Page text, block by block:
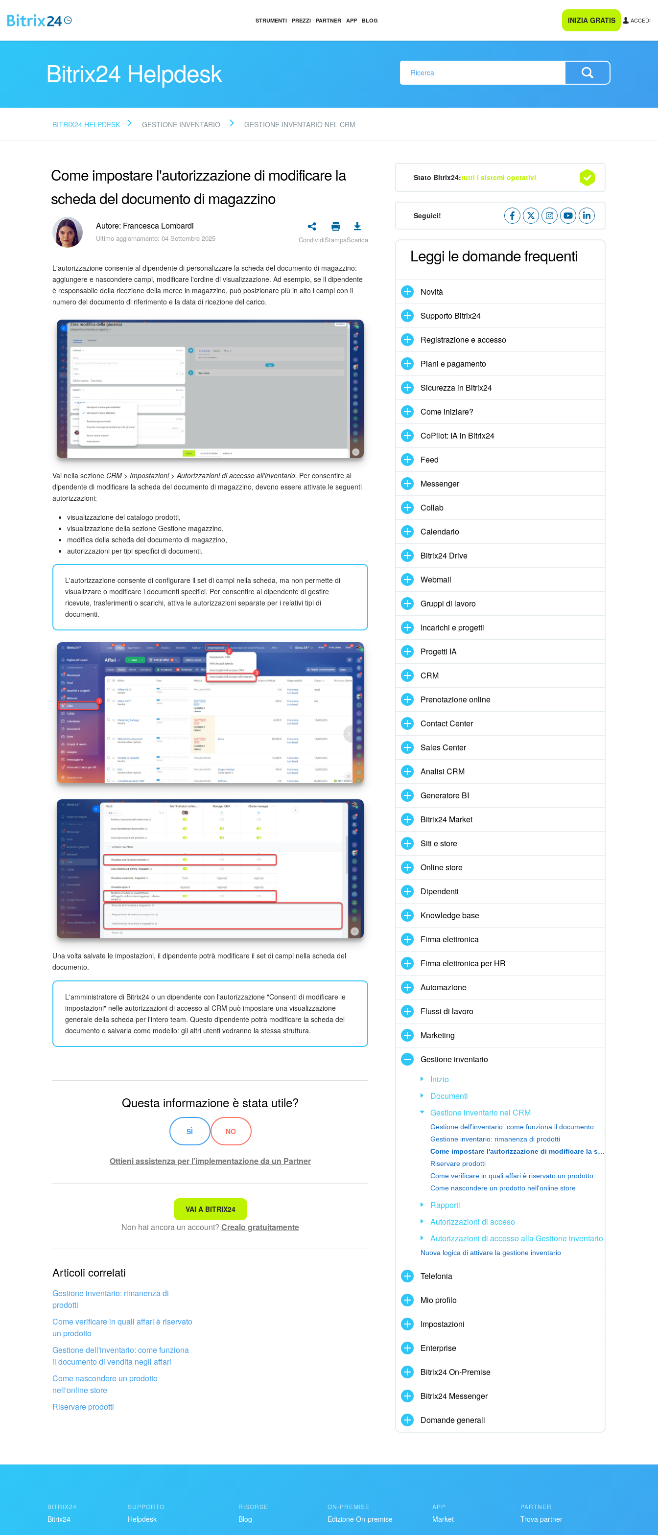
STRUMENTI PREZZI PARTNER APP BLOG INIZIA GRATIS ACCEDI
Bitrix24 Helpdesk
BITRIX24 HELPDESK GESTIONE INVENTARIO GESTIONE INVENTARIO NEL CRM
Come impostare l'autorizzazione di modificare la
scheda del documento di magazzino
Autore: Francesca Lombardi
Ultimo aggiornamento: 04 Settembre 2025 CondividiStampaScarica
L'autorizzazione consente al dipendente di personalizzare la scheda del documento di magazzino:
aggiungere e nascondere campi, modificare l'ordine di visualizzazione. Ad esempio, se il dipendente
è responsabile della ricezione della merce in magazzino, può posizionare più in alto i campi con il
numero del documento di riferimento e la data di ricezione del carico.
Vai nella sezione CRM > Impostazioni > Autorizzazioni di accesso all'inventario. Per consentire al
dipendente di modificare la scheda del documento di magazzino, devono essere attivate le seguenti
autorizzazioni:
visualizzazione del catalogo prodotti,
visualizzazione della sezione Gestione magazzino,
modifica della scheda del documento di magazzino,
autorizzazioni per tipi specifici di documenti.
L'autorizzazione consente di configurare il set di campi nella scheda, ma non permette di
visualizzare o modificare i documenti specifici. Per consentire al dipendente di gestire
ricevute, trasferimenti o scarichi, attiva le autorizzazioni separate per i relativi tipi di
documenti.
Una volta salvate le impostazioni, il dipendente potrà modificare il set di campi nella scheda del
documento.
L'amministratore di Bitrix24 o un dipendente con l'autorizzazione "Consenti di modificare le
impostazioni" nelle autorizzazioni di accesso al CRM può impostare una visualizzazione
generale della scheda per l'intero team. Questo dipendente potrà modificare la scheda del
documento e salvarla come modello: gli altri utenti vedranno la stessa struttura.
Questa informazione è stata utile?
SÌ NO
Ottieni assistenza per l’implementazione da un Partner
Non è quello che sto cercando.
Troppo breve, ho bisogno di maggiori informazioni.
Non mi soddisfa come funziona questo strumento
Fai configurare il tuo Bitrix24 a un
professionista locale
VAI A BITRIX24
Non hai ancora un account? Crealo gratuitamente
Articoli correlati
Gestione inventario: rimanenza di
prodotti
Come verificare in quali affari è riservato
un prodotto
Gestione dell'inventario: come funziona
il documento di vendita negli affari
Come nascondere un prodotto
nell'online store
Riservare prodotti
Stato Bitrix24:tutti i sistemi operativi
Seguici!
Leggi le domande frequenti
Novità
Supporto Bitrix24
Registrazione e accesso
Piani e pagamento
Sicurezza in Bitrix24
Come iniziare?
CoPilot: IA in Bitrix24
Feed
Messenger
Collab
Calendario
Bitrix24 Drive
Webmail
Gruppi di lavoro
Incarichi e progetti
Progetti IA
CRM
Prenotazione online
Contact Center
Sales Center
Analisi CRM
Generatore BI
Bitrix24 Market
Siti e store
Online store
Dipendenti
Knowledge base
Firma elettronica
Firma elettronica per HR
Automazione
Flussi di lavoro
Marketing
Gestione inventario
Inizio
Documenti
Gestione inventario nel CRM
Gestione inventario: rimanenza di prodotti
Come impostare l'autorizzazione di modificare la scheda del documento di magazzino
Riservare prodotti
Come verificare in quali affari è riservato un prodotto
Come nascondere un prodotto nell'online store
Rapporti
Autorizzazioni di acceso
Autorizzazioni di accesso alla Gestione inventario
Nuova logica di attivare la gestione inventario
Telefonia
Mio profilo
Impostazioni
Enterprise
Bitrix24 On-Premise
Bitrix24 Messenger
Domande generali
BITRIX24
Bitrix24
SUPPORTO
Helpdesk
RISORSE
Blog
ON-PREMISE
Edizione On-premise
APP
Market
PARTNER
Trova partner